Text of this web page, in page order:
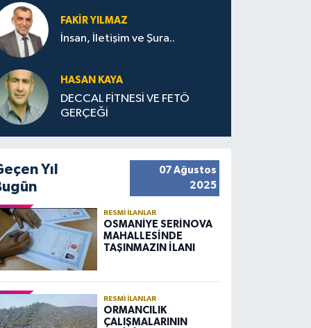
FAKIR YILMAZ
İnsan, İletişim ve Şura..
HASAN KAYA
DECCAL FİTNESİ VE FETÖ
GERÇEĞİ
Yıl
07 Ağustos
2025
RESMI İLANLAR
OSMANİYE SERİNOVA
MAHALLESİNDE
TAŞINMAZIN İLANI
RESMI İLANLAR
ORMANCILIK
ÇALIŞMALARININ